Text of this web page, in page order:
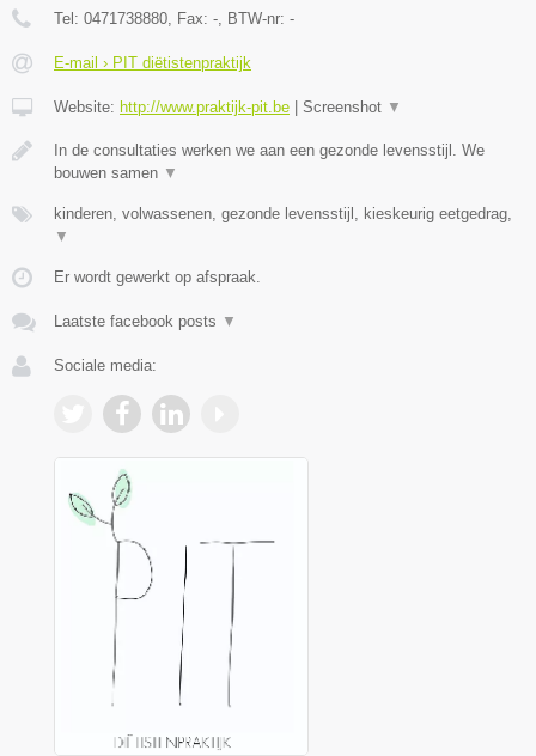
Tel: 0471738880, Fax: -, BTW-nr: -
E-mail › PIT diëtistenpraktijk
Website: http://www.praktijk-pit.be Screenshot ▼
In de consultaties werken we aan een gezonde levensstijl. We
bouwen samen ▼
kinderen, volwassenen, gezonde levensstijl, kieskeurig eetgedrag,
▼
Er wordt gewerkt op afspraak.
Laatste facebook posts ▼
Sociale media: